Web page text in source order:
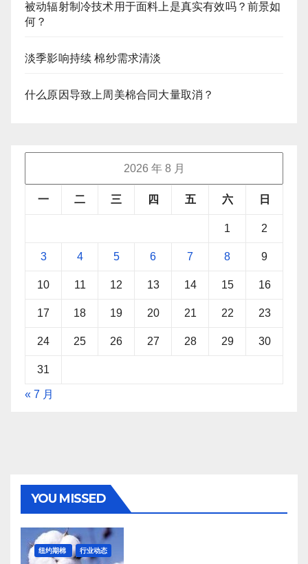
被动辐射制冷技术用于面料上是真实有效吗？前景如
何？
淡季影响持续 棉纱需求清淡
什么原因导致上周美棉合同大量取消？
2026 年 8 月
一 二 三 四 五 六 日
1 2
3 4 5 6 7 8 9
10 11 12 13 14 15 16
17 18 19 20 21 22 23
24 25 26 27 28 29 30
31
« 7 月
YOU MISSED
纽约期棉 行业动态